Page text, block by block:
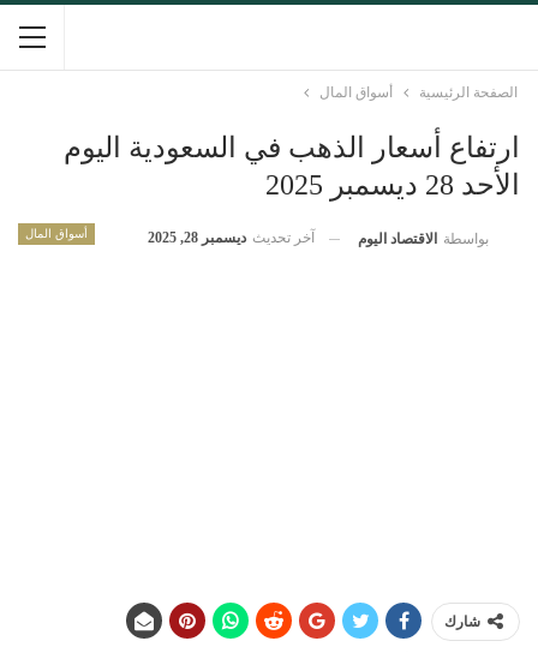
الصفحة الرئيسية أسواق المال
ارتفاع أسعار الذهب في السعودية اليوم
الأحد 28 ديسمبر 2025
أسواق المال بواسطة الاقتصاد اليوم آخر تحديث ديسمبر 28, 2025
شارك